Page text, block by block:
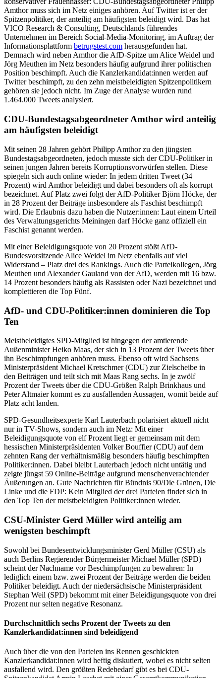
Amthor muss sich im Netz einiges anhören. Auf Twitter ist er der
Spitzenpolitiker, der anteilig am häufigsten beleidigt wird. Das hat
VICO Research & Consulting, Deutschlands führendes
Unternehmen im Bereich Social-Media-Monitoring, im Auftrag der
Informationsplattform betrugstest.com herausgefunden hat.
Demnach wird neben Amthor die AfD-Spitze um Alice Weidel und
Jörg Meuthen im Netz besonders häufig aufgrund ihrer politischen
Position beschimpft. Auch die Kanzlerkandidat:innen werden auf
Twitter beschimpft, zu den zehn meistbeleidigten Spitzenpolitikern
gehören sie jedoch nicht. Im Zuge der Analyse wurden rund
1.464.000 Tweets analysiert.
CDU-Bundestagsabgeordneter Amthor wird anteilig
am häufigsten beleidigt
Mit seinen 28 Jahren gehört Philipp Amthor zu den jüngsten
Bundestagsabgeordneten, jedoch musste sich der CDU-Politiker in
seinen jungen Jahren bereits Korruptionsvorwürfen stellen. Diese
spiegeln sich auch online wieder: In jedem dritten Tweet (34
Prozent) wird Amthor beleidigt und dabei besonders oft als korrupt
bezeichnet. Auf Platz zwei folgt der AfD-Politiker Björn Höcke, der
in 28 Prozent der Beiträge insbesondere als Faschist beschimpft
wird. Die Erlaubnis dazu haben die Nutzer:innen: Laut einem Urteil
des Verwaltungsgerichts Meiningen darf Höcke ganz offiziell ein
Faschist genannt werden.
Mit einer Beleidigungsquote von 20 Prozent stößt AfD-
Bundesvorsitzende Alice Weidel im Netz ebenfalls auf viel
Widerstand – Platz drei des Rankings. Auch die Parteikollegen, Jörg
Meuthen und Alexander Gauland von der AfD, werden mit 16 bzw.
14 Prozent besonders häufig als Rassisten oder Nazi bezeichnet und
komplettieren die Top Fünf.
AfD- und CDU-Politiker:innen dominieren die Top
Ten
Meistbeleidigtes SPD-Mitglied ist hingegen der amtierende
Außenminister Heiko Maas, der sich in 13 Prozent der Tweets über
ihn Beschimpfungen anhören muss. Ebenso oft wird Sachsens
Ministerpräsident Michael Kretschmer (CDU) zur Zielscheibe in
den Beiträgen und teilt sich mit Maas Rang sechs. In je zwölf
Prozent der Tweets über die CDU-Größen Ralph Brinkhaus und
Peter Altmaier kommt es zu ausfallenden Aussagen, womit beide auf
Platz acht landen.
SPD-Gesundheitsexperte Karl Lauterbach polarisiert aktuell nicht
nur in TV-Shows, sondern auch im Netz: Mit einer
Beleidigungsquote von elf Prozent liegt er gemeinsam mit dem
hessischen Ministerpräsidenten Volker Bouffier (CDU) auf dem
zehnten Rang der verhältnismäßig besonders häufig beschimpften
Politiker:innen. Dabei bleibt Lauterbach jedoch nicht untätig und
zeigte jüngst 59 Online-Beiträge aufgrund menschenverachtender
Äußerungen an. Gute Nachrichten für Bündnis 90/Die Grünen, Die
Linke und die FDP: Kein Mitglied der drei Parteien findet sich in
den Top Ten der meistbeleidigten Politiker:innen wieder.
CSU-Minister Gerd Müller wird anteilig am
wenigsten beschimpft
Sowohl bei Bundesentwicklungsminister Gerd Müller (CSU) als
auch Berlins Regierender Bürgermeister Michael Müller (SPD)
scheint der Nachname vor Beschimpfungen zu bewahren: In
lediglich einem bzw. zwei Prozent der Beiträge werden die beiden
Politiker beleidigt. Auch der niedersächsische Ministerpräsident
Stephan Weil (SPD) bekommt mit einer Beleidigungsquote von drei
Prozent nur selten negative Resonanz.
Durchschnittlich sechs Prozent der Tweets zu den
Kanzlerkandidat:innen sind beleidigend
Auch über die von den Parteien ins Rennen geschickten
Kanzlerkandidat:innen wird heftig diskutiert, wobei es nicht selten
ausfallend wird. Den größten Redebedarf gibt es bei CDU-